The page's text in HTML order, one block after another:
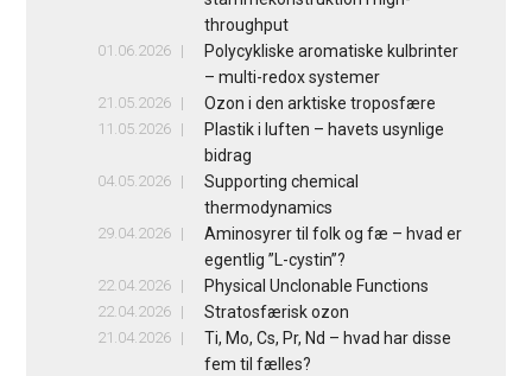
throughput
01.06.2026
Polycykliske aromatiske kulbrinter
– multi-redox systemer
21.05.2026 Ozon i den arktiske troposfære
11.05.2026
Plastik i luften – havets usynlige
bidrag
04.05.2026
Supporting chemical
thermodynamics
29.04.2026
Aminosyrer til folk og fæ – hvad er
egentlig ”L-cystin”?
22.04.2026 Physical Unclonable Functions
22.04.2026 Stratosfærisk ozon
21.04.2026
Ti, Mo, Cs, Pr, Nd – hvad har disse
fem til fælles?